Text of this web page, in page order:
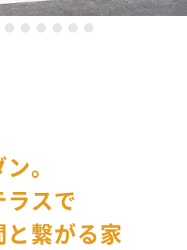
。
ラスで
と繋がる家